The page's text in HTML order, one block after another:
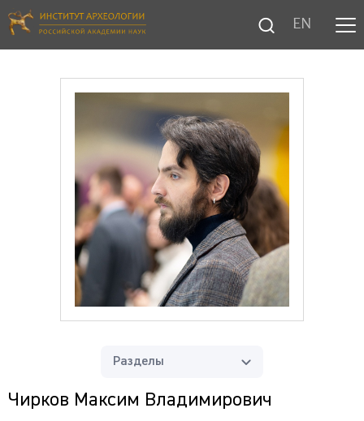
EN
Разделы
Чирков Максим Владимирович